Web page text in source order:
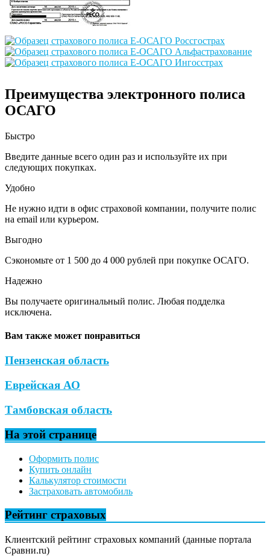
Преимущества электронного полиса
ОСАГО
Быстро
Введите данные всего один раз и используйте их при
следующих покупках.
Удобно
Не нужно идти в офис страховой компании, получите полис
на email или курьером.
Выгодно
Сэкономьте от 1 500 до 4 000 рублей при покупке ОСАГО.
Надежно
Вы получаете оригинальный полис. Любая подделка
исключена.
Вам также может понравиться
Пензенская область
Еврейская АО
Тамбовская область
На этой странице
Оформить полис
Купить онлайн
Калькулятор стоимости
Застраховать автомобиль
Рейтинг страховых
Клиентский рейтинг страховых компаний (данные портала
Сравни.ru)